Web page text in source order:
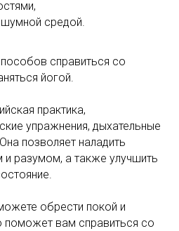
средой.
справиться со
йогой.
практика,
упражнения, дыхательные
позволяет наладить
разумом, а также улучшить
обрести покой и
поможет вам справиться со